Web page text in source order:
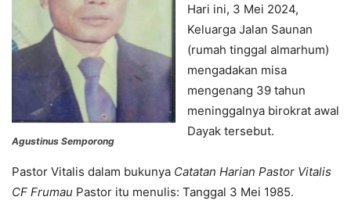
Agustinus Semporong
Hari ini, 3 Mei 2024,
Keluarga Jalan Saunan
(rumah tinggal almarhum)
mengadakan misa
mengenang 39 tahun
meninggalnya birokrat awal
Dayak tersebut.
Pastor Vitalis dalam bukunya Catatan Harian Pastor Vitalis
CF Frumau Pastor itu menulis: Tanggal 3 Mei 1985.